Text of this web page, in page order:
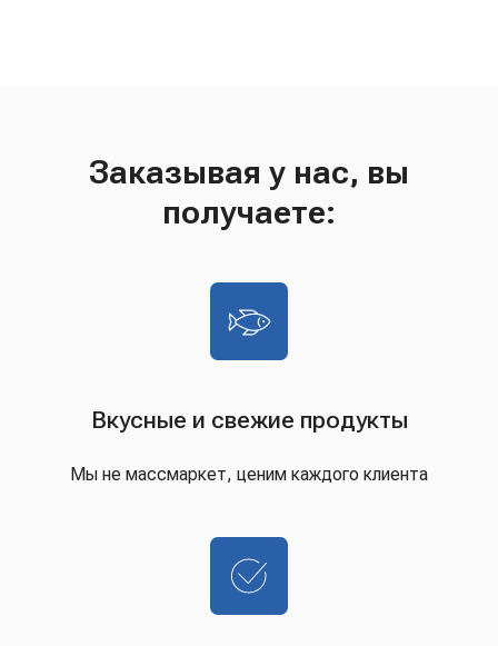
Заказывая у нас, вы
получаете:
Вкусные и свежие продукты
Мы не массмаркет, ценим каждого клиента